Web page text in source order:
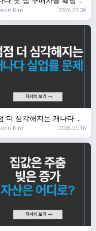
껴 내 집 마련
Kim 2026.05.30
더 심각해지는 캐나다 실
문제
Kim 2026.05.16